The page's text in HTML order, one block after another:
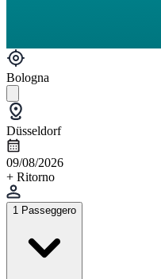
Bologna
Düsseldorf
09/08/2026
+ Ritorno
1 Passeggero